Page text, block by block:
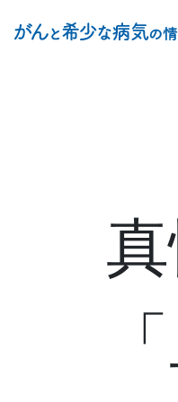
Site Logo